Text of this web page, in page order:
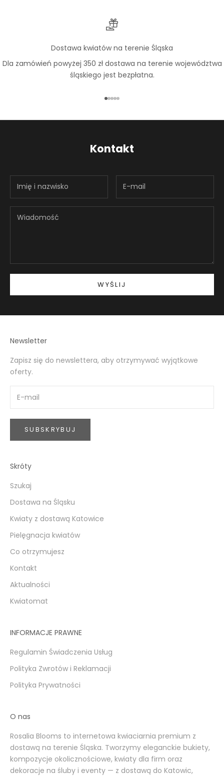
Dostawa kwiatów na terenie Śląska
Dla zamówień powyżej 350 zł dostawa na terenie województwa
śląskiego jest bezpłatna.
Przejdź do 1
Przejdź do 2
Przejdź do 3
Przejdź do 4
Przejdź do 5
Kontakt
WYŚLIJ
Newsletter
Zapisz się do newslettera, aby otrzymywać wyjątkowe
oferty.
SUBSKRYBUJ
Skróty
Szukaj
Dostawa na Śląsku
Kwiaty z dostawą Katowice
Pielęgnacja kwiatów
Co otrzymujesz
Kontakt
Aktualności
Kwiatomat
INFORMACJE PRAWNE
Regulamin Świadczenia Usług
Polityka Zwrotów i Reklamacji
Polityka Prywatności
O nas
Rosalia Blooms to internetowa kwiaciarnia premium z
dostawą na terenie Śląska. Tworzymy eleganckie bukiety,
kompozycje okolicznościowe, kwiaty dla firm oraz
dekoracje na śluby i eventy — z dostawą do Katowic,